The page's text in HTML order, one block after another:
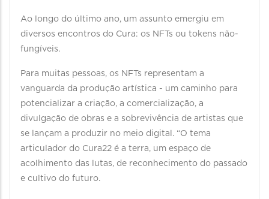
Ao longo do último ano, um assunto emergiu em
diversos encontros do Cura: os NFTs ou tokens não-
fungíveis.
Para muitas pessoas, os NFTs representam a
vanguarda da produção artística - um caminho para
potencializar a criação, a comercialização, a
divulgação de obras e a sobrevivência de artistas que
se lançam a produzir no meio digital. “O tema
articulador do Cura22 é a terra, um espaço de
acolhimento das lutas, de reconhecimento do passado
e cultivo do futuro.